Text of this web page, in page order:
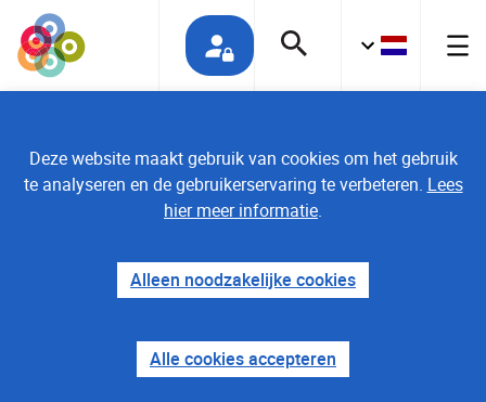
Deze website maakt gebruik van cookies om het gebruik
te analyseren en de gebruikerservaring te verbeteren. Lees
hier meer informatie.
Alleen noodzakelijke cookies
Alle cookies accepteren